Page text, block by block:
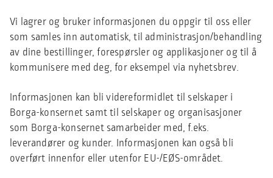
Vi lagrer og bruker informasjonen du oppgir til oss eller
som samles inn automatisk, til administrasjon/behandling
av dine bestillinger, forespørsler og applikasjoner og til å
kommunisere med deg, for eksempel via nyhetsbrev.
Informasjonen kan bli videreformidlet til selskaper i
Borga-konsernet samt til selskaper og organisasjoner
som Borga-konsernet samarbeider med, f.eks.
leverandører og kunder. Informasjonen kan også bli
overført innenfor eller utenfor EU-/EØS-området.